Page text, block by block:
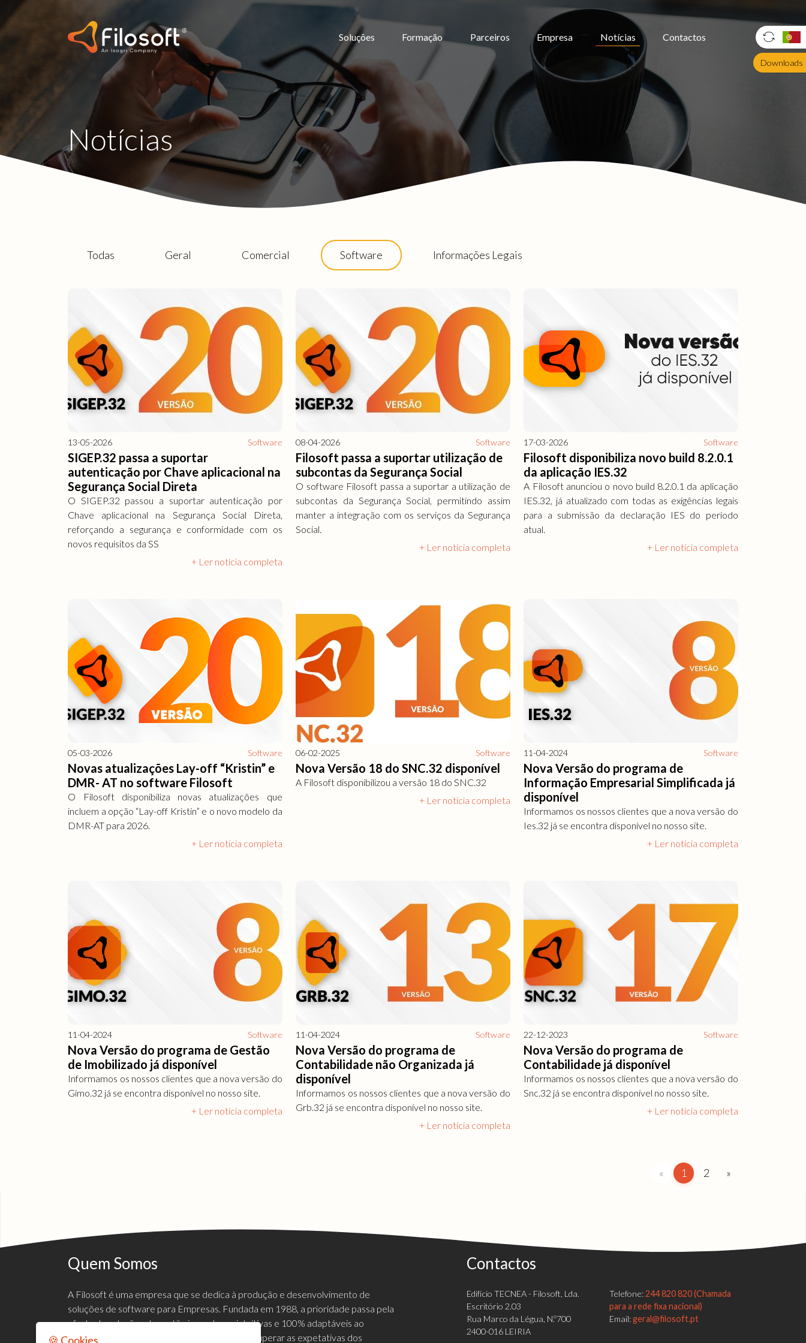
Soluções Formação Parceiros Empresa Notícias Contactos
Downloads
Notícias
Todas Geral Comercial Software Informações Legais
13-05-2026 Software
SIGEP.32 passa a suportar
autenticação por Chave aplicacional na
Segurança Social Direta
O SIGEP.32 passou a suportar autenticação por
Chave aplicacional na Segurança Social Direta,
reforçando a segurança e conformidade com os
novos requisitos da SS
+ Ler notícia completa
08-04-2026 Software
Filosoft passa a suportar utilização de
subcontas da Segurança Social
O software Filosoft passa a suportar a utilização de
subcontas da Segurança Social, permitindo assim
manter a integração com os serviços da Segurança
Social.
+ Ler notícia completa
17-03-2026 Software
Filosoft disponibiliza novo build 8.2.0.1
da aplicação IES.32
A Filosoft anunciou o novo build 8.2.0.1 da aplicação
IES.32, já atualizado com todas as exigências legais
para a submissão da declaração IES do período
atual.
+ Ler notícia completa
05-03-2026 Software
Novas atualizações Lay-off “Kristin” e
DMR- AT no software Filosoft
O Filosoft disponibiliza novas atualizações que
incluem a opção “Lay-off Kristin” e o novo modelo da
DMR-AT para 2026.
+ Ler notícia completa
06-02-2025 Software
Nova Versão 18 do SNC.32 disponível
A Filosoft disponibilizou a versão 18 do SNC.32
+ Ler notícia completa
11-04-2024 Software
Nova Versão do programa de
Informação Empresarial Simplificada já
disponível
Informamos os nossos clientes que a nova versão do
Ies.32 já se encontra disponível no nosso site.
+ Ler notícia completa
11-04-2024 Software
Nova Versão do programa de Gestão
de Imobilizado já disponível
Informamos os nossos clientes que a nova versão do
Gimo.32 já se encontra disponível no nosso site.
+ Ler notícia completa
11-04-2024 Software
Nova Versão do programa de
Contabilidade não Organizada já
disponível
Informamos os nossos clientes que a nova versão do
Grb.32 já se encontra disponível no nosso site.
+ Ler notícia completa
22-12-2023 Software
Nova Versão do programa de
Contabilidade já disponível
Informamos os nossos clientes que a nova versão do
Snc.32 já se encontra disponível no nosso site.
+ Ler notícia completa
« 1 2 »
Quem Somos
A Filosoft é uma empresa que se dedica à produção e desenvolvimento de
soluções de software para Empresas. Fundada em 1988, a prioridade passa pela
oferta de soluções de gestão inovadoras, intuitivas e 100% adaptáveis ao
mercado empresarial, de forma a satisfazer e superar as expetativas dos
Contactos
Edifício TECNEA - Filosoft, Lda.
Escritório 2.03
Rua Marco da Légua, N.º700
2400-016 LEIRIA
Telefone:244 820 820 (Chamada
para a rede fixa nacional)
Email:geral@filosoft.pt
🍪 Cookies